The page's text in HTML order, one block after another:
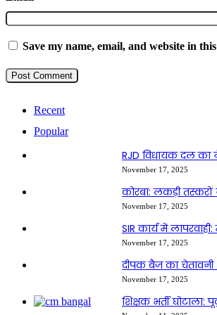
Save my name, email, and website in
Recent
Popular
RJD विधायक दल का
November 17, 2025
कोरबा: लकड़ी तस्करों
November 17, 2025
SIR कार्य में
November 17, 2025
दीपक बैज का चेतावनी
November 17, 2025
शिक्षक भर्ती घोटाला: